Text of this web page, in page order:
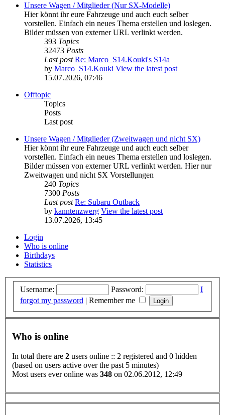
Unsere Wagen / Mitglieder (Nur SX-Modelle)
Hier könnt ihr eure Fahrzeuge und auch euch selber
vorstellen. Einfach ein neues Thema erstellen und loslegen.
Bilder müssen von externer URL verlinkt werden.
393 Topics
32473 Posts
Last post Re: Marco_S14.Kouki's S14a
by Marco_S14.Kouki View the latest post
15.07.2026, 07:46
Offtopic
Topics
Posts
Last post
Unsere Wagen / Mitglieder (Zweitwagen und nicht SX)
Hier könnt ihr eure Fahrzeuge und auch euch selber
vorstellen. Einfach ein neues Thema erstellen und loslegen.
Bilder müssen von externer URL verlinkt werden. Hier nur
Zweitwagen und nicht SX Vorstellungen
240 Topics
7300 Posts
Last post Re: Subaru Outback
by kanntenzwerg View the latest post
13.07.2026, 13:45
Login
Who is online
Birthdays
Statistics
Username: Password:
I
forgot my password | Remember me
Who is online
In total there are 2 users online :: 2 registered and 0 hidden
(based on users active over the past 5 minutes)
Most users ever online was 348 on 02.06.2012, 12:49